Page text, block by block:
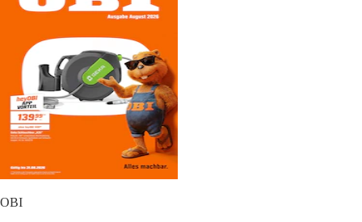
OBI